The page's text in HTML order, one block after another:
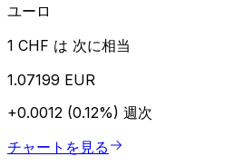
ユーロ
1 CHF は 次に相当
1.07199 EUR
+0.0012 (0.12%) 週次
チャートを見る